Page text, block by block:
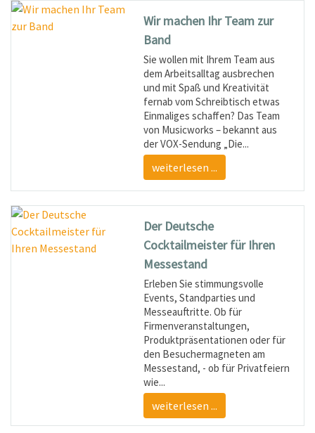
Wir machen Ihr Team zur
Band
Sie wollen mit Ihrem Team aus
dem Arbeitsalltag ausbrechen
und mit Spaß und Kreativität
fernab vom Schreibtisch etwas
Einmaliges schaffen? Das Team
von Musicworks – bekannt aus
der VOX-Sendung „Die...
weiterlesen ...
Der Deutsche
Cocktailmeister für Ihren
Messestand
Erleben Sie stimmungsvolle
Events, Standparties und
Messeauftritte. Ob für
Firmenveranstaltungen,
Produktpräsentationen oder für
den Besuchermagneten am
Messestand, - ob für Privatfeiern
wie...
weiterlesen ...